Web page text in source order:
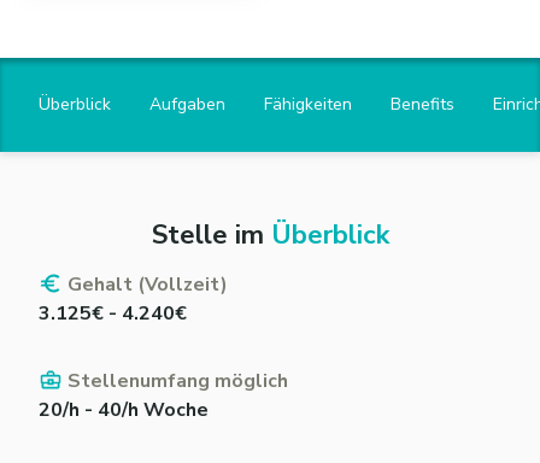
Überblick Aufgaben Fähigkeiten Benefits
Stelle im Überblick
Gehalt (Vollzeit)
3.125€ - 4.240€
Stellenumfang möglich
20/h - 40/h Woche